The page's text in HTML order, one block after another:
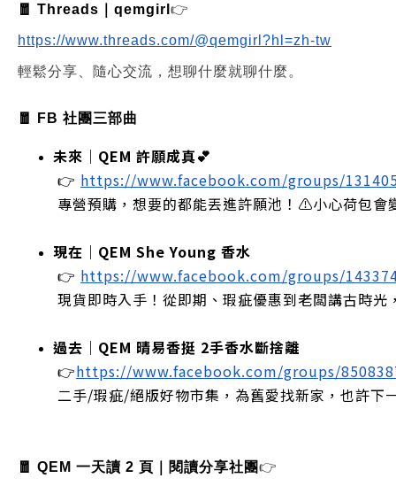
🧧 Threads｜qemgirl 👉
https://www.threads.com/@qemgirl?hl=zh-tw
輕鬆分享、隨心交流，想聊什麼就聊什麼。
🧧 FB 社團三部曲
未來｜QEM 許願成真💕
👉 https://www.facebook.com/groups/
專營預購，想要的都能丟進許願池！⚠️小心荷包會
現在｜QEM She Young 香水
👉 https://www.facebook.com/groups/
現貨即時入手！從即期、瑕疵優惠到老闆講古時
過去｜QEM 晴易香挺 2手香水斷捨離
👉https://www.facebook.com/groups/
二手/瑕疵/絕版好物市集，為舊愛找新家，也許下
🧧 QEM 一天讀 2 頁｜閱讀分享社團👉